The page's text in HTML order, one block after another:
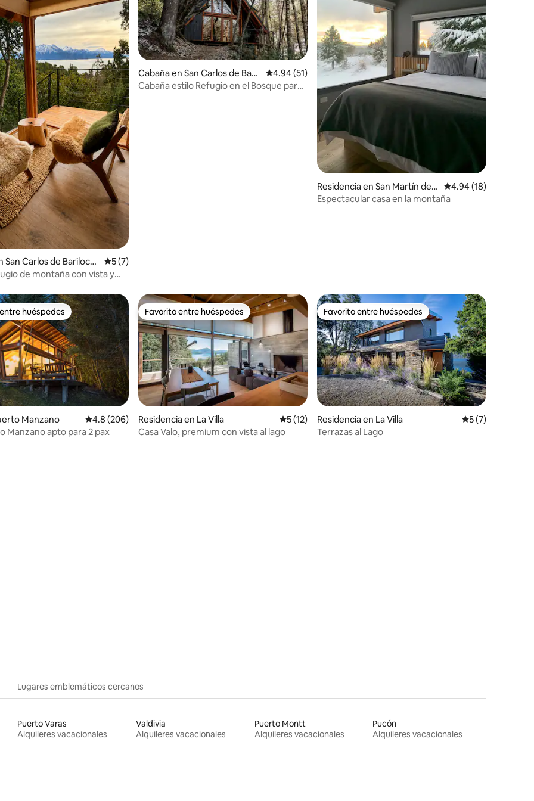
5 de 5; 35 evaluaciones
San Carlos de Bariloch
Calificación promedio: 5 de 5; 7 evaluaciones
5 (7)
de montaña con vista y
Cabaña en San Carlos de Baril
oche
Calificación promedio: 4.94 de 5; 51 evaluaciones
4.94 (51)
Cabaña estilo Refugio en el Bosque para
Residencia en San Martín de l
os Andes
Calificación
4.94 (18)
Espectacular casa en la montaña
5 de 5; 3 evaluaciones
huéspedes
huéspedes
Manzano Calificación promedio: 4.8 de 5; 206 evaluaciones
4.8 (206)
Manzano apto para 2 pax
Favorito entre huéspedes
Favorito entre huéspedes
Residencia en La Villa Calificación promedio: 5 de 5; 12 evaluaciones
5 (12)
Casa Valo, premium con vista al lago
Favorito entre huéspedes
Favorito entre huéspedes
Residencia en La Villa Calificación
5 (7)
Terrazas al Lago
Lugares emblemáticos cercanos
Puerto Varas
Alquileres vacacionales
Valdivia
Alquileres vacacionales
Puerto Montt
Alquileres vacacionales
Pucón
Alquileres vacacionales